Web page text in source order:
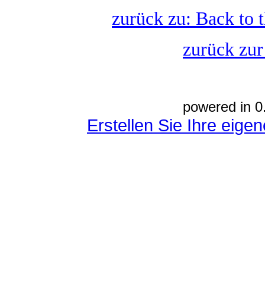
zurück zu: Back to
zurück
powered in
Erstellen Sie Ihre